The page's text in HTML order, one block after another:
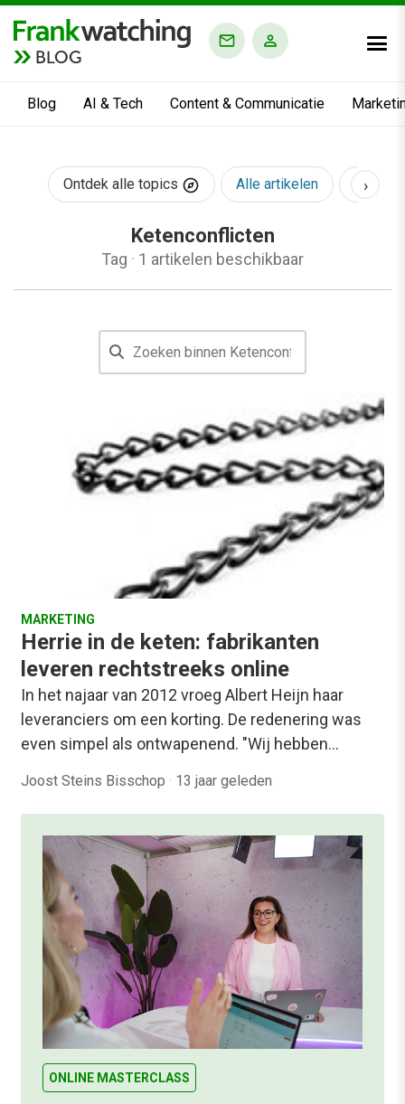
BLOG
Blog AI & Tech Content & Communicatie
Ontdek alle topics Alle artikelen AI &
›
Ketenconflicten
Tag · 1 artikelen beschikbaar
MARKETING
Herrie in de keten: fabrikanten
leveren rechtstreeks online
In het najaar van 2012 vroeg Albert Heijn haar
leveranciers om een korting. De redenering was
even simpel als ontwapenend. "Wij hebben…
Joost Steins Bisschop · 13 jaar geleden
ONLINE MASTERCLASS